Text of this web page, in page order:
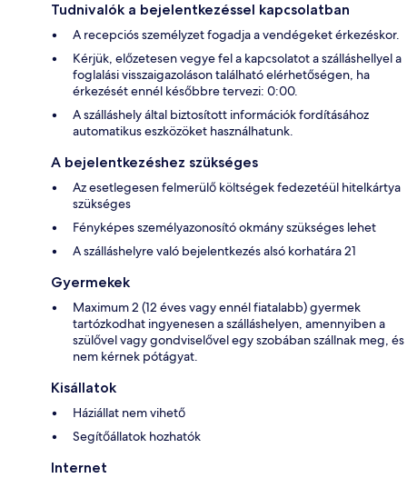
Tudnivalók a bejelentkezéssel kapcsolatban
A recepciós személyzet fogadja a vendégeket érkezéskor.
Kérjük, előzetesen vegye fel a kapcsolatot a szálláshellyel a
foglalási visszaigazoláson található elérhetőségen, ha
érkezését ennél későbbre tervezi: 0:00.
A szálláshely által biztosított információk fordításához
automatikus eszközöket használhatunk.
A bejelentkezéshez szükséges
Az esetlegesen felmerülő költségek fedezetéül hitelkártya
szükséges
Fényképes személyazonosító okmány szükséges lehet
A szálláshelyre való bejelentkezés alsó korhatára 21
Gyermekek
Maximum 2 (12 éves vagy ennél fiatalabb) gyermek
tartózkodhat ingyenesen a szálláshelyen, amennyiben a
szülővel vagy gondviselővel egy szobában szállnak meg, és
nem kérnek pótágyat.
Kisállatok
Háziállat nem vihető
Segítőállatok hozhatók
Internet